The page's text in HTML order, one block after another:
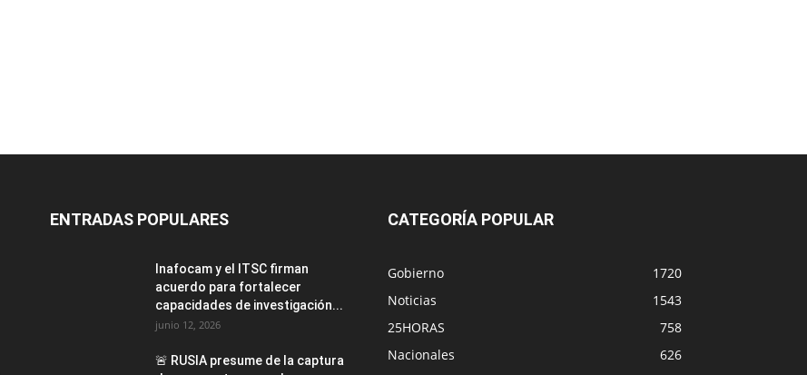
ENTRADAS POPULARES
Inafocam y el ITSC firman
acuerdo para fortalecer
capacidades de investigación...
junio 12, 2026
🚨 RUSIA presume de la captura
CATEGORÍA POPULAR
Gobierno
1720
Noticias
1543
25HORAS
758
Nacionales
626